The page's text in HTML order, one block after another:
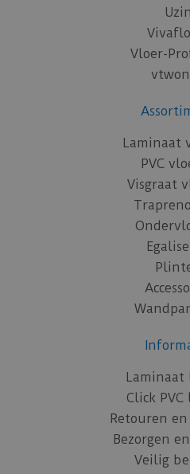
Uzin
Vloer-
Laminaat
PVC
Visgraat
Laminaat
Click PVC
Retouren
Bezorgen
Veilig